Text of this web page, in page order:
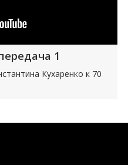
1
Кухаренко к 70